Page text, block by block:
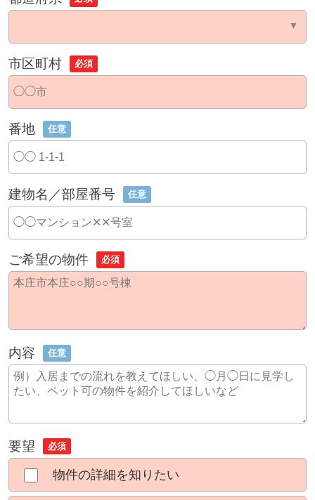
市区町村 必須
番地 任意
建物名／部屋番号 任意
ご希望の物件 必須
内容 任意
要望 必須
物件の詳細を知りたい